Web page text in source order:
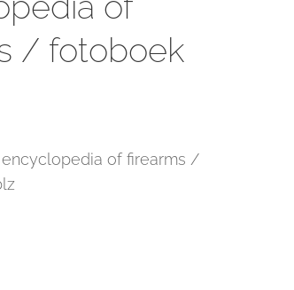
/ fotoboek
of firearms /